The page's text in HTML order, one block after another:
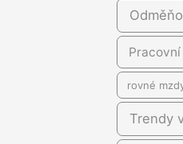
rovné
Trendy